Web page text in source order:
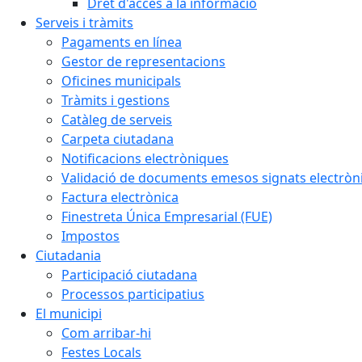
Serveis i tràmits
Pagaments en línea
Gestor de representacions
Oficines municipals
Tràmits i gestions
Catàleg de serveis
Carpeta ciutadana
Notificacions electròniques
Validació de documents emesos signats
Factura electrònica
Finestreta Única Empresarial (FUE)
Impostos
Ciutadania
Participació ciutadana
Processos participatius
El municipi
Com arribar-hi
Festes Locals